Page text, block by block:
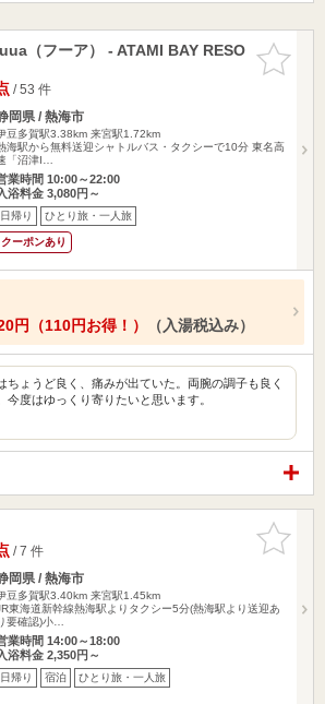
お気に入
りに追加
（フーア） - ATAMI BAY RESO
/ 53 件
岡県 / 熱海市
豆多賀駅3.38km 来宮駅1.72km
海駅から無料送迎シャトルバス・タクシーで10分 東名高
「沼津I…
業時間 10:00～22:00
浴料金 3,080円～
日帰り ひとり旅・一人旅
クーポンあり
円（110円お得！） （入湯税込み）
ちょうど良く、痛みが出ていた。両腕の調子も良く
今度はゆっくり寄りたいと思います。
お気に入
りに追加
/ 7 件
岡県 / 熱海市
豆多賀駅3.40km 来宮駅1.45km
東海道新幹線熱海駅よりタクシー5分(熱海駅より送迎あ
要確認)小…
業時間 14:00～18:00
浴料金 2,350円～
日帰り 宿泊 ひとり旅・一人旅